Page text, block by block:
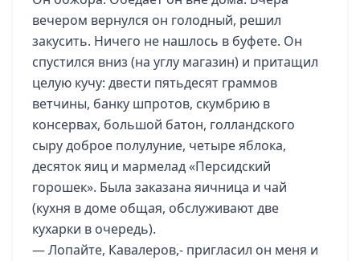
вечером вернулся он голодный, решил
закусить. Ничего не нашлось в буфете. Он
спустился вниз (на углу магазин) и притащил
целую кучу: двести пятьдесят граммов
ветчины, банку шпротов, скумбрию в
консервах, большой батон, голландского
сыру доброе полулуние, четыре яблока,
десяток яиц и мармелад «Персидский
горошек». Была заказана яичница и чай
(кухня в доме общая, обслуживают две
кухарки в очередь).
— Лопайте, Кавалеров,- пригласил он меня и